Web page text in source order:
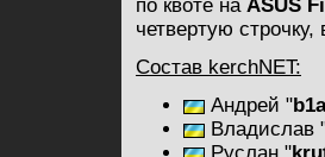
по квоте на ASUS
четвертую
Состав kerchNET:
Андрей "
Владислав